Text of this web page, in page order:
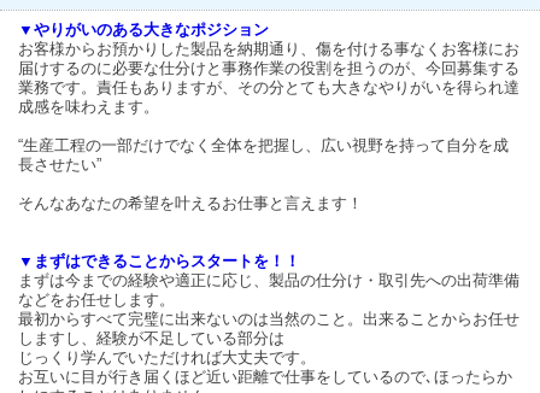
▼やりがいのある大きなポジション
お客様からお預かりした製品を納期通り、傷を付ける事なくお客様にお
届けするのに必要な仕分けと事務作業の役割を担うのが、今回募集する
業務です。責任もありますが、その分とても大きなやりがいを得られ達
成感を味わえます。
“生産工程の一部だけでなく全体を把握し、広い視野を持って自分を成
長させたい”
そんなあなたの希望を叶えるお仕事と言えます！
▼まずはできることからスタートを！！
まずは今までの経験や適正に応じ、製品の仕分け・取引先への出荷準備
などをお任せします。
最初からすべて完璧に出来ないのは当然のこと。出来ることからお任せ
しますし、経験が不足している部分は
じっくり学んでいただければ大丈夫です。
お互いに目が行き届くほど近い距離で仕事をしているので､ほったらか